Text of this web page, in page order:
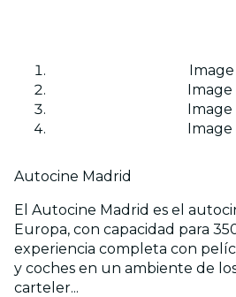
Image
Image
Image
Image
Autocine Madrid
El Autocine Madrid es el
Europa, con capacidad para
experiencia completa con
y coches en un ambiente de
carteler...